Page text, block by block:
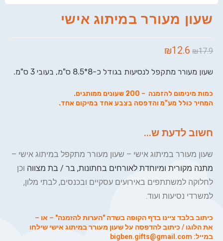
שעון מעורר במיתוג אישי
₪17.9
₪12.6
שעון מעורר מתקפל לנסיעות בגודל כ-8*8.5 ס"מ, בעובי 3 ס"מ.
כמות מינימום להזמנה – 200 שעונים ממותגים.
המחיר כולל מע"מ והדפסה בצבע אחד במיקום אחד.
חשוב לדעת ש...
שעון מעורר במיתוג אישי – שעון מעורר מתקפל במיתוג אישי –
מתנה מקורית ומיוחדת לאורחים בחתונות, בר / בת מצווה וכן
לחלוקה למשתתפים באירועים עסקיים ובכנסים, לבתי מלון,
למשרדי נסיעות ועוד.
כיתוב בלבד ציינו בדף הקופה בשדה "הערות להזמנה" – או –
את הלוגו / כיתוב להדפסה על שעון מעורר במיתוג אישי שילחו
במייל: bigben.gifts@gmail.com